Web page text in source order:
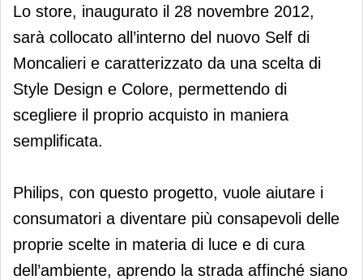
Lo store, inaugurato il 28 novembre 2012,
sarà collocato all’interno del nuovo Self di
Moncalieri e caratterizzato da una scelta di
Style Design e Colore, permettendo di
scegliere il proprio acquisto in maniera
semplificata.
Philips, con questo progetto, vuole aiutare i
consumatori a diventare più consapevoli delle
proprie scelte in materia di luce e di cura
dell’ambiente, aprendo la strada affinché siano